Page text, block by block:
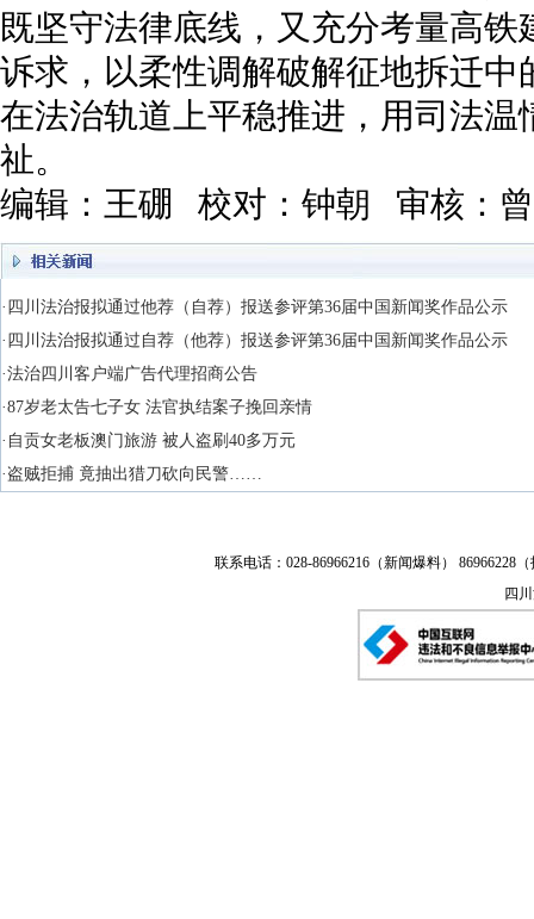
既坚守法律底线，又充分考量高
诉求，以柔性调解破解征地拆迁
在法治轨道上平稳推进，用司法
祉。
编辑：王硼 校对：钟朝 审核：
·四川法治报拟通过他荐（自荐）报送参评第36届中国新闻奖作品公示
·四川法治报拟通过自荐（他荐）报送参评第36届中国新闻奖作品公示
·法治四川客户端广告代理招商公告
·87岁老太告七子女 法官执结案子挽回亲情
·自贡女老板澳门旅游 被人盗刷40多万元
·盗贼拒捕 竟抽出猎刀砍向民警……
联系电话：028-86966216（新闻爆料） 86966228
四